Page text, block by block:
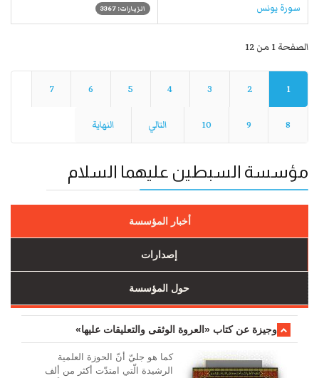
سورة يونس الزيارات: 3367
الصفحة 1 من 12
1
2
3
4
5
6
7
8
9
10 التالي النهاية
مؤسسة السبطين عليهما السلام
أخبار المؤسسة
إصدارات
حول المؤسسة
وجیزة عن کتاب «العروة الوثقی والتعلیقات علیها»
کما هو جليّ أنّ الحوزة العلمیة
الرشیدة الّتي امتدّت أكثر من ألف